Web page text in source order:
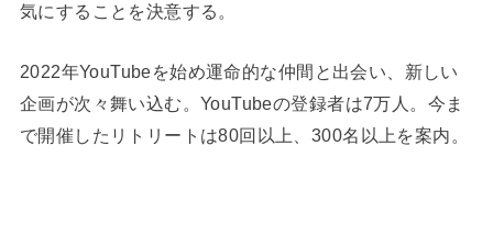
気にすることを決意する。
2022年YouTubeを始め運命的な仲間と出会い、新しい
企画が次々舞い込む。YouTubeの登録者は7万人。今ま
で開催したリトリートは80回以上、300名以上を案内。